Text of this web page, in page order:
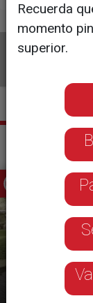
Recuerda
momento
superior.